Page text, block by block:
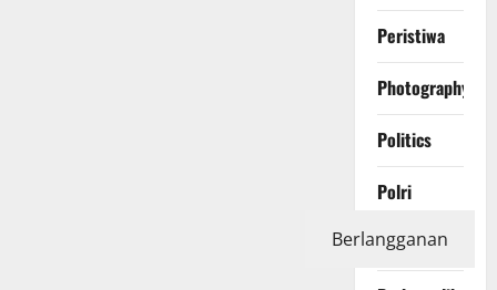
Peristiwa
Photography
Politics
Polri
Pontianak
Berlangganan